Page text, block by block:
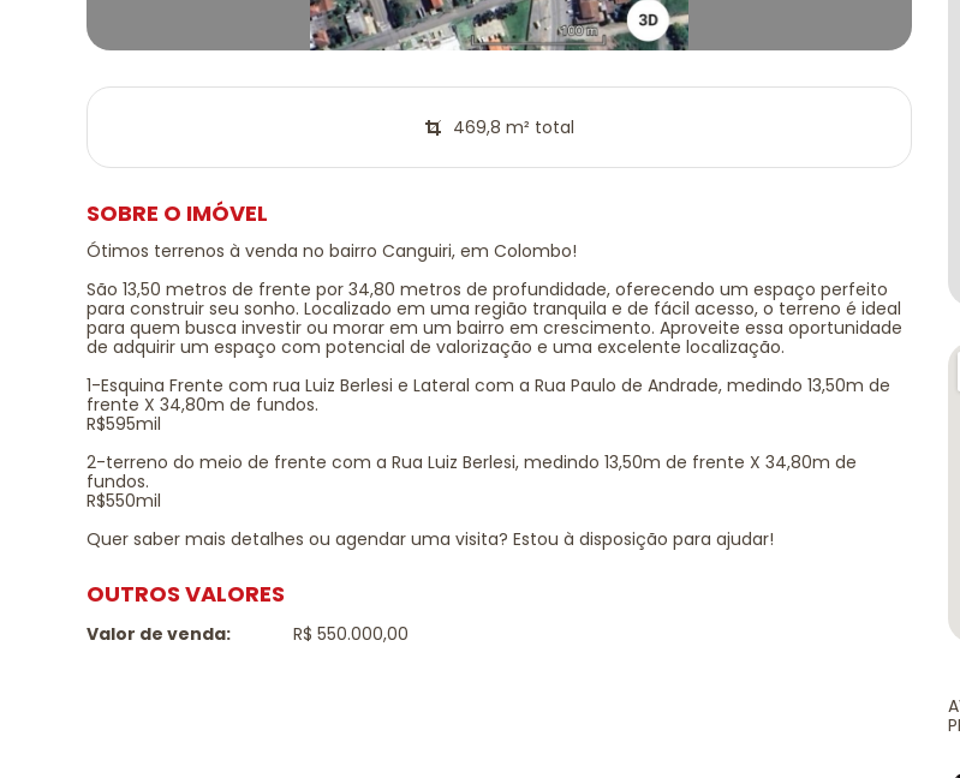
469,8 m² total
SOBRE O IMÓVEL
Ótimos terrenos à venda no bairro Canguiri, em Colombo!
São 13,50 metros de frente por 34,80 metros de profundidade, oferecendo um espaço perfeito
para construir seu sonho. Localizado em uma região tranquila e de fácil acesso, o terreno é ideal
para quem busca investir ou morar em um bairro em crescimento. Aproveite essa oportunidade
de adquirir um espaço com potencial de valorização e uma excelente localização.
1-Esquina Frente com rua Luiz Berlesi e Lateral com a Rua Paulo de Andrade, medindo 13,50m de
frente X 34,80m de fundos.
R$595mil
2-terreno do meio de frente com a Rua Luiz Berlesi, medindo 13,50m de frente X 34,80m de
fundos.
R$550mil
Quer saber mais detalhes ou agendar uma visita? Estou à disposição para ajudar!
OUTROS VALORES
Valor de venda: R$ 550.000,00